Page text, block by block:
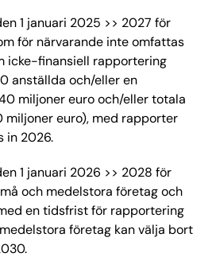
1 januari 2025 >> 2027 för
för närvarande inte omfattas
icke-finansiell rapportering
anställda och/eller en
miljoner euro och/eller totala
miljoner euro), med rapporter
in 2026.
1 januari 2026 >> 2028 för
och medelstora företag och
en tidsfrist för rapportering
företag kan välja bort